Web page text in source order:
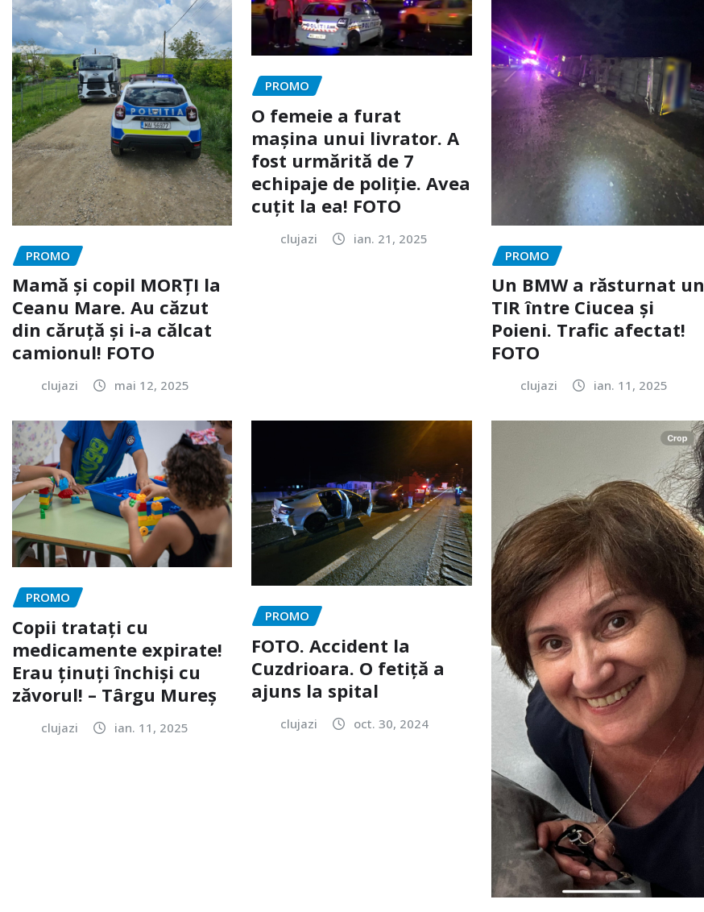
PROMO
Mamă și copil MORȚI la
Ceanu Mare. Au căzut
din căruță și i-a călcat
camionul! FOTO
clujazi mai 12, 2025
PROMO
O femeie a furat
mașina unui livrator. A
fost urmărită de 7
echipaje de poliție. Avea
cuțit la ea! FOTO
clujazi
ian. 21, 2025
PROMO
Un BMW a răsturnat un
TIR între Ciucea și
Poieni. Trafic afectat!
FOTO
clujazi ian. 11, 2025
PROMO
Copii tratați cu
medicamente expirate!
Erau ținuți închiși cu
zăvorul! – Târgu Mureș
clujazi ian. 11, 2025
PROMO
FOTO. Accident la
Cuzdrioara. O fetiță a
ajuns la spital
clujazi oct. 30, 2024